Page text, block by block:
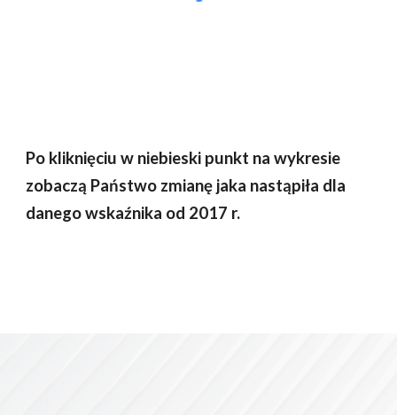
Po kliknięciu w niebieski punkt na wykresie
zobaczą Państwo zmianę jaka nastąpiła dla
danego wskaźnika od 2017 r.